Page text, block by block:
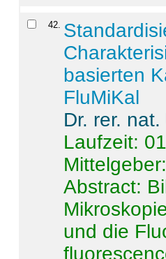
42.
basierten
FluMiKal
Dr. rer.
Laufzeit:
Abstract:
und die